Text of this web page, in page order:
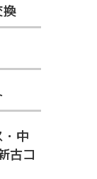
換
中
古コ